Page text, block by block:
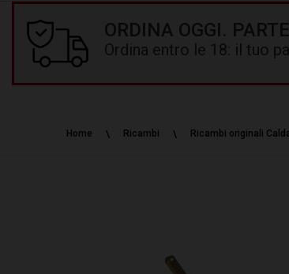
ORDINA OGGI.
Ordina entro le 18: il tuo
Home Ricambi Ricambi originali